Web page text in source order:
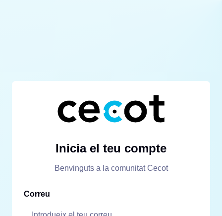
Inicia el teu compte
Benvinguts a la comunitat Cecot
Correu